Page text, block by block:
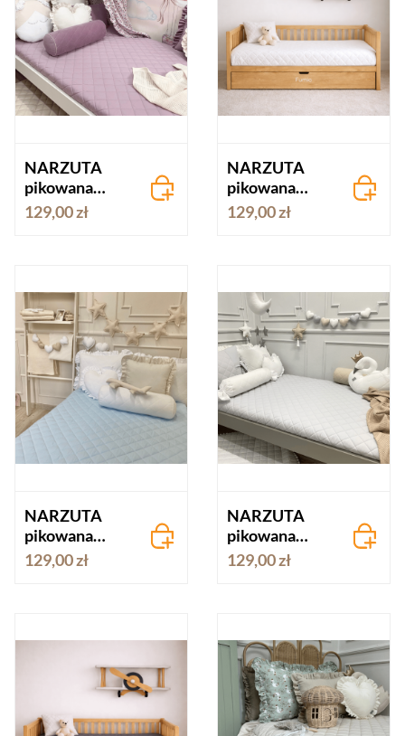
NARZUTA
pikowana
BAWEŁNA
lawenda
129,00 zł
NARZUTA
pikowana
BAWEŁNA
biała
129,00 zł
NARZUTA
pikowana
BAWEŁNA
niebieska
129,00 zł
NARZUTA
pikowana
BAWEŁNA
jasny szary
129,00 zł